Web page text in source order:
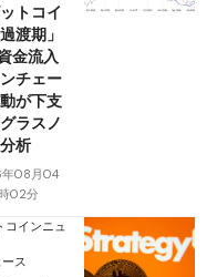
ットコイ
渡期」
金流入
チェー
が下支
ラスノ
析
08月04
02分
コインニュ
ス